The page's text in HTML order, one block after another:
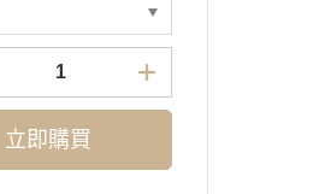
立即購買